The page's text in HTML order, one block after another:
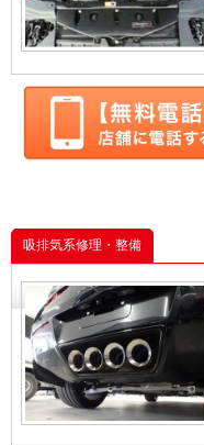
吸排気系修理・整備